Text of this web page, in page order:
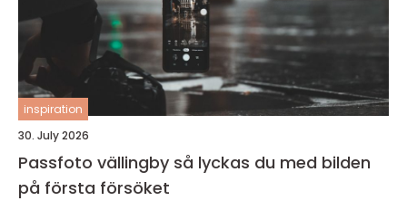
inspiration
30. July 2026
Passfoto vällingby så lyckas du med bilden
på första försöket